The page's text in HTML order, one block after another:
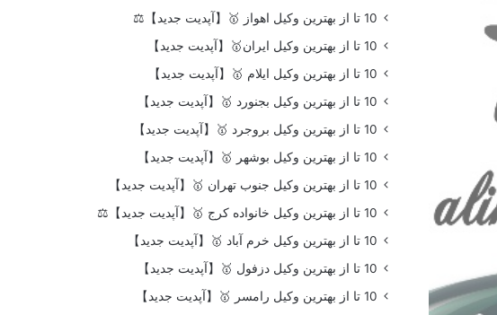
10 تا از بهترین وکیل اهواز 🥇【آپدیت جدید】⚖️
10 تا از بهترین وکیل ایران🥇【آپدیت جدید】
10 تا از بهترین وکیل ایلام 🥇【آپدیت جدید】
10 تا از بهترین وکیل بجنورد 🥇【آپدیت جدید】
10 تا از بهترین وکیل بروجرد 🥇【آپدیت جدید】
10 تا از بهترین وکیل بوشهر 🥇【آپدیت جدید】
10 تا از بهترین وکیل جنوب تهران 🥇【آپدیت جدید】
10 تا از بهترین وکیل خانواده کرج 🥇【آپدیت جدید】⚖️
10 تا از بهترین وکیل خرم آباد 🥇【آپدیت جدید】
10 تا از بهترین وکیل دزفول 🥇【آپدیت جدید】
10 تا از بهترین وکیل رامسر 🥇【آپدیت جدید】